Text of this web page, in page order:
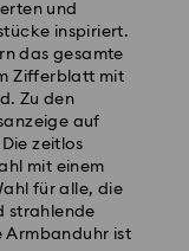
und
inspiriert.
das gesamte
Zifferblatt mit
Zu den
auf
zeitlos
mit einem
für alle, die
strahlende
Armbanduhr ist
bis spätestens
nach
Einkauf über: